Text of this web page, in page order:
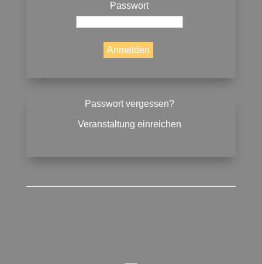
Passwort
Passwort vergessen?
Veranstaltung einreichen